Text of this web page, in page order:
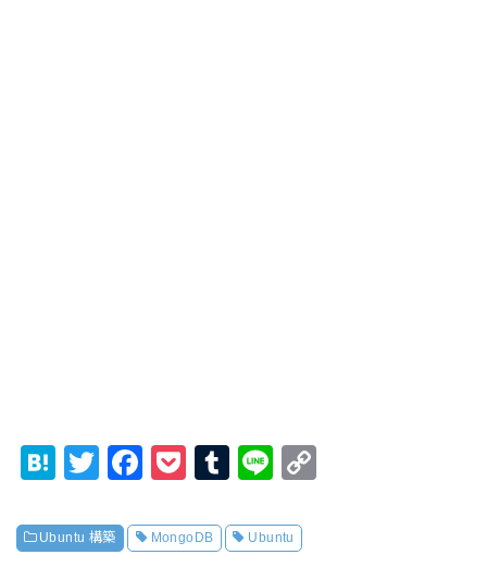
H
e
T
tt
F
c
P
ck
T
m
Li
e
Ubuntu 構築 MongoDB Ubuntu